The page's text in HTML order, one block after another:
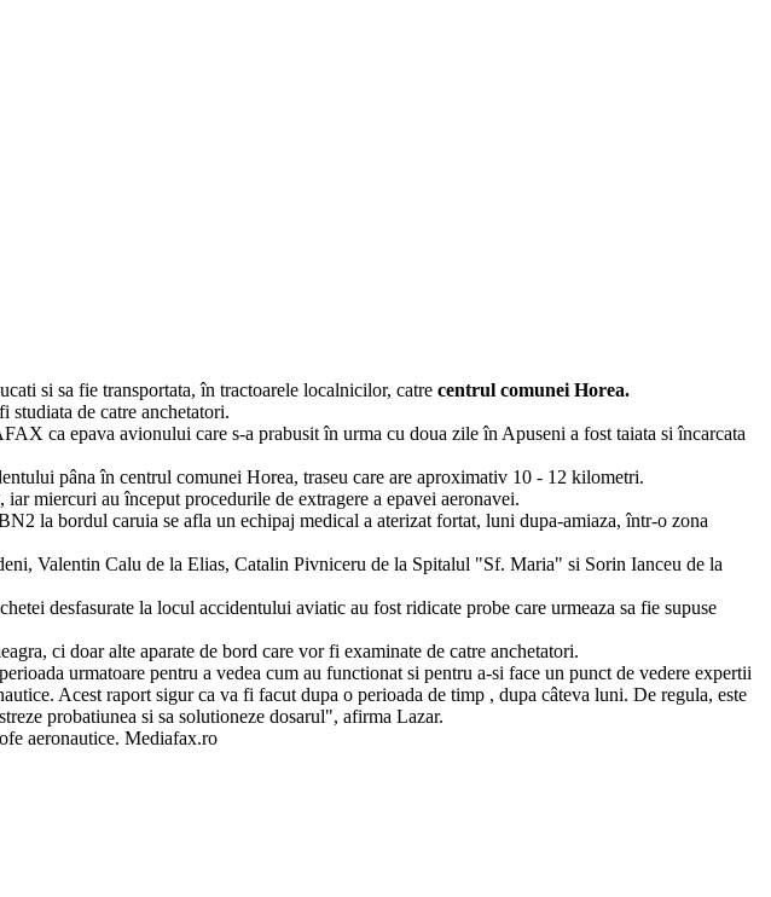
si sa fie transportata, în tractoarele localnicilor, catre centrul comunei Horea.
de catre anchetatori.
ca epava avionului care s-a prabusit în urma cu doua zile în Apuseni a fost taiata si încarcata
pâna în centrul comunei Horea, traseu care are aproximativ 10 - 12 kilometri.
miercuri au început procedurile de extragere a epavei aeronavei.
la bordul caruia se afla un echipaj medical a aterizat fortat, luni dupa-amiaza, într-o zona
Valentin Calu de la Elias, Catalin Pivniceru de la Spitalul "Sf. Maria" si Sorin Ianceu de la
desfasurate la locul accidentului aviatic au fost ridicate probe care urmeaza sa fie supuse
ci doar alte aparate de bord care vor fi examinate de catre anchetatori.
urmatoare pentru a vedea cum au functionat si pentru a-si face un punct de vedere expertii
Acest raport sigur ca va fi facut dupa o perioada de timp , dupa câteva luni. De regula, este
probatiunea si sa solutioneze dosarul", afirma Lazar.
aeronautice. Mediafax.ro